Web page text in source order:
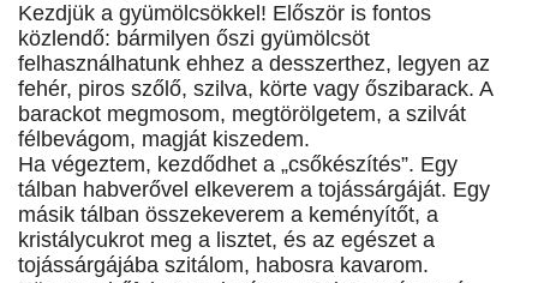
Kezdjük a gyümölcsökkel! Először is fontos
közlendő: bármilyen őszi gyümölcsöt
felhasználhatunk ehhez a desszerthez, legyen az
fehér, piros szőlő, szilva, körte vagy őszibarack. A
barackot megmosom, megtörölgetem, a szilvát
félbevágom, magját kiszedem.
Ha végeztem, kezdődhet a „csőkészítés”. Egy
tálban habverővel elkeverem a tojássárgáját. Egy
másik tálban összekeverem a keményítőt, a
kristálycukrot meg a lisztet, és az egészet a
tojássárgájába szitálom, habosra kavarom.